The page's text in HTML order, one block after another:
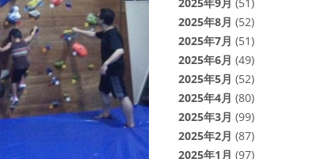
2025年9月 (51)
2025年8月 (52)
2025年7月 (51)
2025年6月 (49)
2025年5月 (52)
2025年4月 (80)
2025年3月 (99)
2025年2月 (87)
2025年1月 (97)